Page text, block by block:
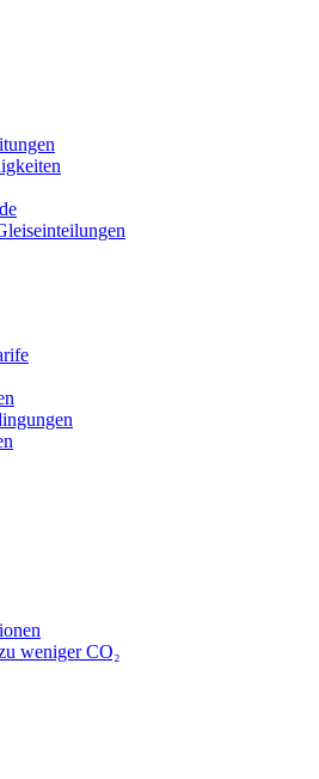
weniger CO₂